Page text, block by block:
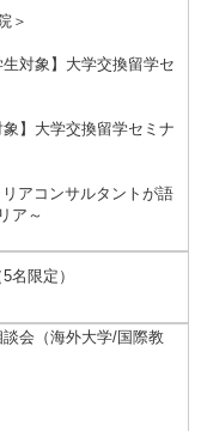
＞
対象】大学交換留学セ
】大学交換留学セミナ
アコンサルタントが語
ア～
名限定）
談会（海外大学/国際教